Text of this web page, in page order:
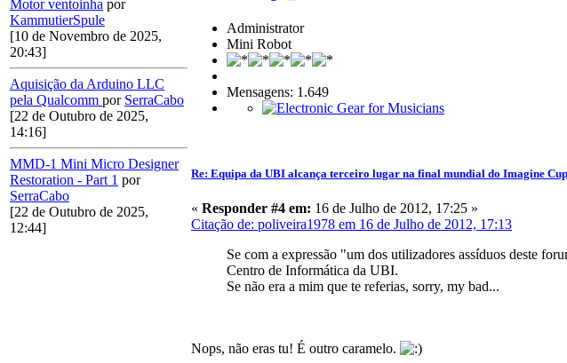
Motor ventoinha por
KammutierSpule
[10 de Novembro de 2025,
20:43]
Aquisição da Arduino LLC
pela Qualcomm por SerraCabo
[22 de Outubro de 2025,
14:16]
MMD-1 Mini Micro Designer
Restoration - Part 1 por
SerraCabo
[22 de Outubro de 2025,
12:44]
Administrator
Mini Robot
Mensagens: 1.649
Re: Equipa da UBI alcança terceiro lugar na final mundial do Imagine Cup
« Responder #4 em: 16 de Julho de 2012, 17:25 »
Citação de: poliveira1978 em 16 de Julho de 2012, 17:13
Se com a expressão "um dos utilizadores assíduos deste
Centro de Informática da UBI.
Se não era a mim que te referias, sorry, my bad...
Nops, não eras tu! É outro caramelo.